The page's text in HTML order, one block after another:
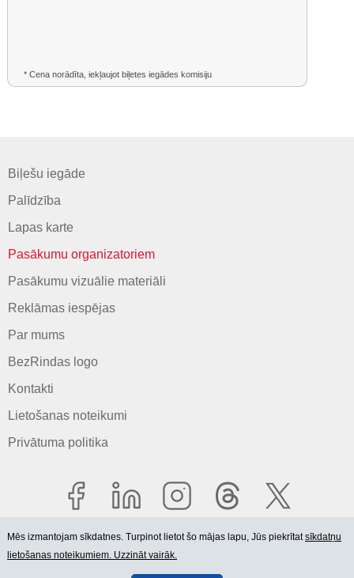
* Cena norādīta, iekļaujot biļetes iegādes komisiju
Biļešu iegāde
Palīdzība
Lapas karte
Pasākumu organizatoriem
Pasākumu vizuālie materiāli
Reklāmas iespējas
Par mums
BezRindas logo
Kontakti
Lietošanas noteikumi
Privātuma politika
© 2006-2026 SIA "BEZRINDAS.LV".
Mēs izmantojam sīkdatnes. Turpinot lietot šo mājas lapu, Jūs piekrītatsīkdatņu
lietošanas noteikumiem. Uzzināt vairāk.